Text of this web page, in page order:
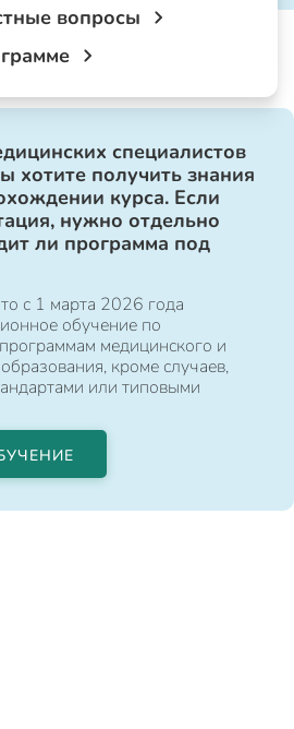
вопросы
специалистов
хотите получить знания
курса. Если
нужно отдельно
ли программа под
с 1 марта 2026 года
обучение по
медицинского и
кроме случаев,
или типовыми